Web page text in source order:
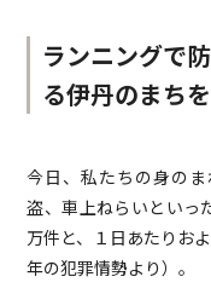
ランニングで
る伊丹のまちを
今日、私たちの身の
盗、車上ねらいといっ
万件と、１日あたりお
年の犯罪情勢より）。